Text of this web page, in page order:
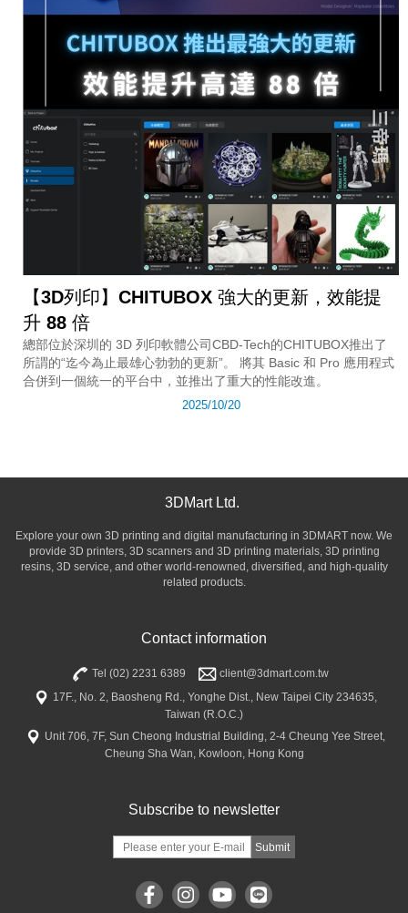
【3D列印】CHITUBOX 強大的更新，效能提
升 88 倍
總部位於深圳的 3D 列印軟體公司CBD-Tech的CHITUBOX推出了
所謂的“迄今為止最雄心勃勃的更新”。 將其 Basic 和 Pro 應用程式
合併到一個統一的平台中，並推出了重大的性能改進。
2025/10/20
3DMart Ltd.
Explore your own 3D printing and digital manufacturing in 3DMART now. We
provide 3D printers, 3D scanners and 3D printing materials, 3D printing
resins, 3D service, and other world-renowned, diversified, and high-quality
related products.
Contact information
Tel (02) 2231 6389
client@3dmart.com.tw
17F., No. 2, Baosheng Rd., Yonghe Dist., New Taipei City 234635,
Taiwan (R.O.C.)
Unit 706, 7F, Sun Cheong Industrial Building, 2-4 Cheung Yee Street,
Cheung Sha Wan, Kowloon, Hong Kong
Subscribe to newsletter